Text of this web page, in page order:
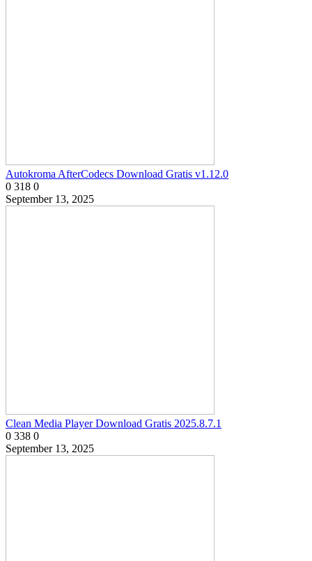
Autokroma AfterCodecs Download Gratis v1.12.0
0 318 0
September 13, 2025
Clean Media Player Download Gratis 2025.8.7.1
0 338 0
September 13, 2025